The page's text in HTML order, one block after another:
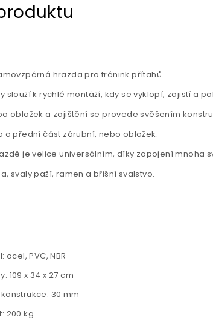
hrazda pro trénink přítahů.
slouží k rychlé montáží, kdy se vyklopí, zajistí a
obložek a zajištění se provede svěšením
o přední část zárubní, nebo obložek.
je velice universálním, díky zapojení mnoha
svaly paží, ramen a břišní svalstvo.
ocel, PVC, NBR
109 x 34 x 27 cm
30 mm
200 kg